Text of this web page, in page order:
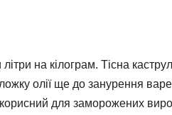
на кілограм. Тісна
олії ще до занурення
для заморожених